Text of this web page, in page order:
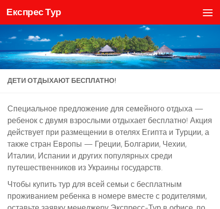
Skip to content
Експрес Тур
ДЕТИ ОТДЫХАЮТ БЕСПЛАТНО!
Специальное предложение для семейного отдыха —
ребенок с двумя взрослыми отдыхает бесплатно! Акция
действует при размещении в отелях Египта и Турции, а
также стран Европы — Греции, Болгарии, Чехии,
Италии, Испании и других популярных среди
путешественников из Украины государств.
Чтобы купить тур для всей семьи с бесплатным
проживанием ребенка в номере вместе с родителями,